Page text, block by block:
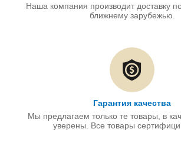
Наша компания производит доставку
ближнему зарубежью.
Гарантия качества
Мы предлагаем только те товары, в
уверены. Все товары